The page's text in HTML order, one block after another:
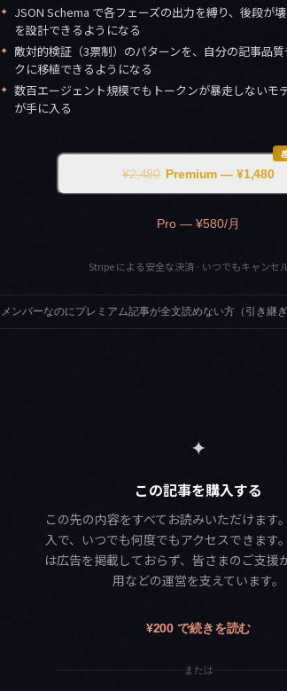
✦ JSON Schema で各フェーズの出力を縛り、後段が
を設計できるようになる
✦ 敵対的検証（3票制）のパターンを、自分の記事品
クに移植できるようになる
✦ 数百エージェント規模でもトークンが暴走しないモ
が手に入る
¥2,480 Premium — ¥1,480
Pro — ¥580/月
Stripe による安全な決済 · いつでもキャンセ
メンバーなのにプレミアム記事が全文読めない方（引き継ぎ
✦
この記事を購入する
この先の内容をすべてお読みいただけます
入で、いつでも何度でもアクセスできます
は広告を掲載しておらず、皆さまのご支援
用などの運営を支えています。
¥200 で続きを読む
または